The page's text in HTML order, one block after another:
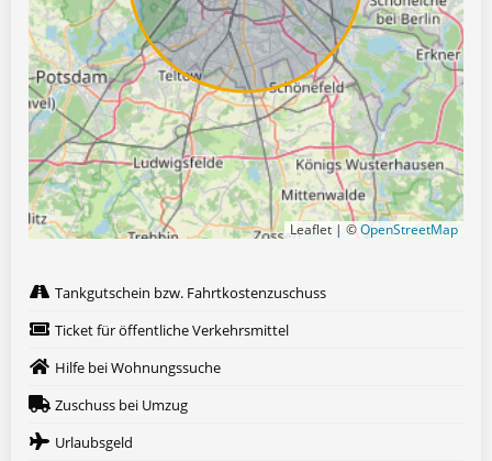
Leaflet | ©OpenStreetMap
Tankgutschein bzw. Fahrtkostenzuschuss
Ticket für öffentliche Verkehrsmittel
Hilfe bei Wohnungssuche
Zuschuss bei Umzug
Urlaubsgeld